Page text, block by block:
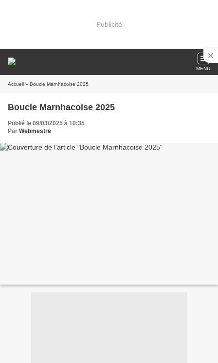
Publicité
MENU
Accueil » Boucle Marnhacoise 2025
Boucle Marnhacoise 2025
Publié le 09/03/2025 à 10:35
Par Webmestre